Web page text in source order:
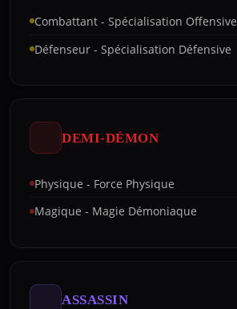
Combattant - Spécialisation Offensive
Défenseur - Spécialisation Défensive
DEMI-DÉMON
Physique - Force Physique
Magique - Magie Démoniaque
ASSASSIN